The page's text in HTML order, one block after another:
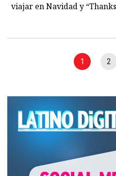
viajar en Navidad y
1 2